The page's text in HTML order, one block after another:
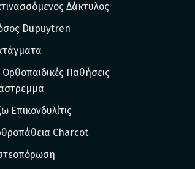
Δάκτυλος
Dupuytren
Ορθοπαιδικές Παθήσεις
Eπικονδυλίτις
Charcot